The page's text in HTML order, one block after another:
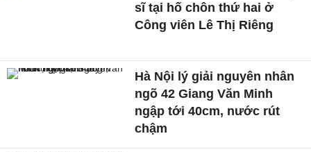
sĩ tại hố chôn thứ hai ở
Công viên Lê Thị Riêng
Hà Nội lý giải nguyên nhân
ngõ 42 Giang Văn Minh
ngập tới 40cm, nước rút
chậm